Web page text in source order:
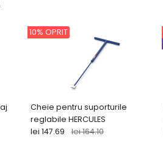
Cheie pentru suporturile
reglabile HERCULES
10% OPRIT
lei 147.69 lei 164.10